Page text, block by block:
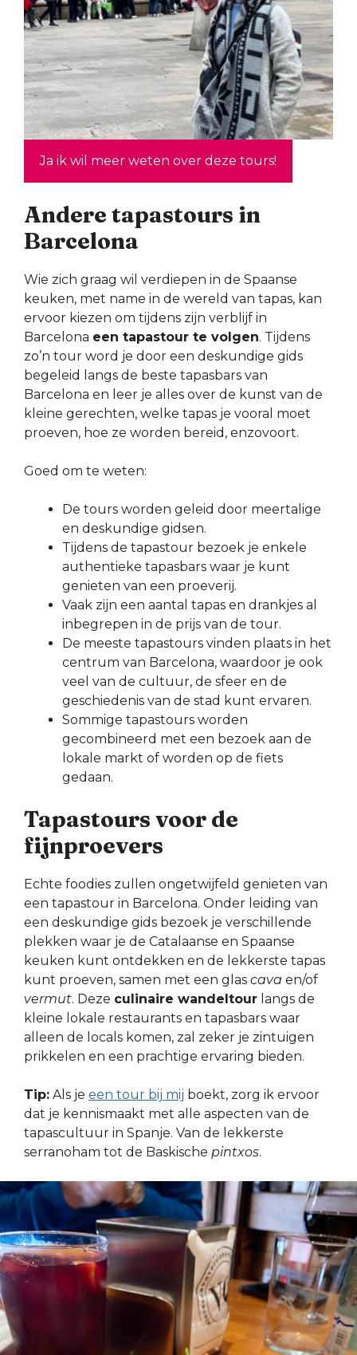
Ja ik wil meer weten over deze tours!
Andere tapastours in
Barcelona
Wie zich graag wil verdiepen in de Spaanse
keuken, met name in de wereld van tapas, kan
ervoor kiezen om tijdens zijn verblijf in
Barcelona een tapastour te volgen. Tijdens
zo’n tour word je door een deskundige gids
begeleid langs de beste tapasbars van
Barcelona en leer je alles over de kunst van de
kleine gerechten, welke tapas je vooral moet
proeven, hoe ze worden bereid, enzovoort.
Goed om te weten:
De tours worden geleid door meertalige
en deskundige gidsen.
Tijdens de tapastour bezoek je enkele
authentieke tapasbars waar je kunt
genieten van een proeverij.
Vaak zijn een aantal tapas en drankjes al
inbegrepen in de prijs van de tour.
De meeste tapastours vinden plaats in het
centrum van Barcelona, waardoor je ook
veel van de cultuur, de sfeer en de
geschiedenis van de stad kunt ervaren.
Sommige tapastours worden
gecombineerd met een bezoek aan de
lokale markt of worden op de fiets
gedaan.
Tapastours voor de
fijnproevers
Echte foodies zullen ongetwijfeld genieten van
een tapastour in Barcelona. Onder leiding van
een deskundige gids bezoek je verschillende
plekken waar je de Catalaanse en Spaanse
keuken kunt ontdekken en de lekkerste tapas
kunt proeven, samen met een glas cava en/of
vermut. Deze culinaire wandeltour langs de
kleine lokale restaurants en tapasbars waar
alleen de locals komen, zal zeker je zintuigen
prikkelen en een prachtige ervaring bieden.
Tip: Als je een tour bij mij boekt, zorg ik ervoor
dat je kennismaakt met alle aspecten van de
tapascultuur in Spanje. Van de lekkerste
serranoham tot de Baskische pintxos.